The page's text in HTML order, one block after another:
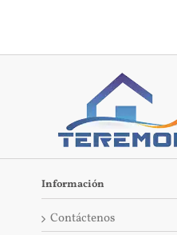
Información
Contáctenos